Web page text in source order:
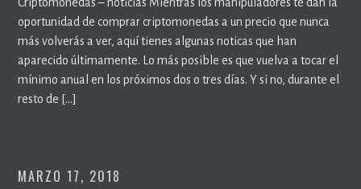
oportunidad de comprar criptomonedas a un precio que nunca
más volverás a ver, aquí tienes algunas noticas que han
aparecido últimamente. Lo más posible es que vuelva a tocar el
mínimo anual en los próximos dos o tres días. Y si no, durante el
resto de […]
MARZO 17, 2018